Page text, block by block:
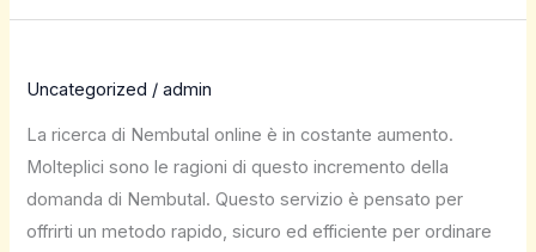
Uncategorized /admin
La ricerca di Nembutal online è in costante aumento.
Molteplici sono le ragioni di questo incremento della
domanda di Nembutal. Questo servizio è pensato per
offrirti un metodo rapido, sicuro ed efficiente per ordinare